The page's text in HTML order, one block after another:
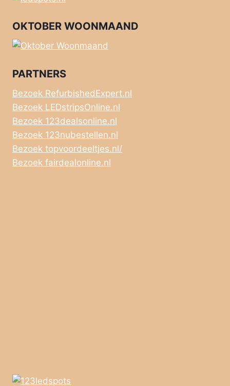
OKTOBER WOONMAAND
PARTNERS
Bezoek RefurbishedExpert.nl
Bezoek LEDstripsOnline.nl
Bezoek 123dealsonline.nl
Bezoek 123nubestellen.nl
Bezoek topvoordeeltjes.nl/
Bezoek fairdealonline.nl